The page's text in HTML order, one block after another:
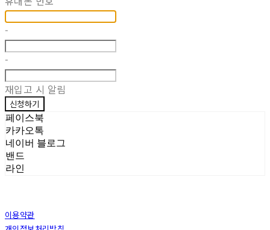
-
-
재입고 시 알림
신청하기
페이스북
카카오톡
네이버 블로그
밴드
라인
이용약관